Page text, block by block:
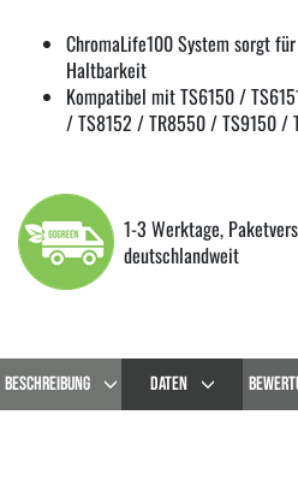
ChromaLife100 System sorgt
Haltbarkeit
Kompatibel mit TS6150 /
/ TS8152 / TR8550 / TS9150 /
1-3 Werktage,
deutschlandweit
BESCHREIBUNG DATEN